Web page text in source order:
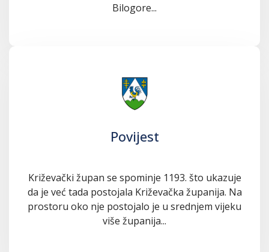
Bilogore...
Povijest
Križevački župan se spominje 1193. što ukazuje
da je već tada postojala Križevačka županija. Na
prostoru oko nje postojalo je u srednjem vijeku
više županija...